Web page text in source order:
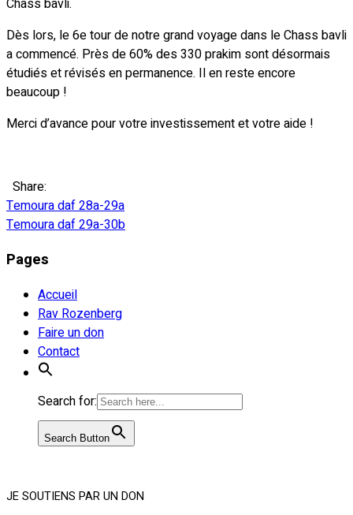
Dès lors, le 6e tour de notre grand voyage dans le Chass bavli
a commencé. Près de 60% des 330 prakim sont désormais
étudiés et révisés en permanence. Il en reste encore
beaucoup !
Merci d’avance pour votre investissement et votre aide !
Share:
Navigation
de
l’article
Temoura daf 28a-29a
Temoura daf 29a-30b
Pages
Accueil
Rav Rozenberg
Faire un don
Contact
Search for:
Search Button
JE SOUTIENS PAR UN DON